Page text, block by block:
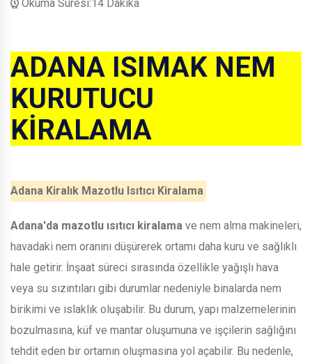
Okuma Süresi:14 Dakika
ADANA ISIMAK NEM
KURUTUCU
KİRALAMA
Adana Kiralık Mazotlu Isıtıcı Kiralama
Adana'da mazotlu ısıtıcı kiralama ve nem alma makineleri,
havadaki nem oranını düşürerek ortamı daha kuru ve sağlıklı
hale getirir. İnşaat süreci sırasında özellikle yağışlı hava
veya su sızıntıları gibi durumlar nedeniyle binalarda nem
birikimi ve ıslaklık oluşabilir. Bu durum, yapı malzemelerinin
bozulmasına, küf ve mantar oluşumuna ve işçilerin sağlığını
tehdit eden bir ortamın oluşmasına yol açabilir. Bu nedenle,